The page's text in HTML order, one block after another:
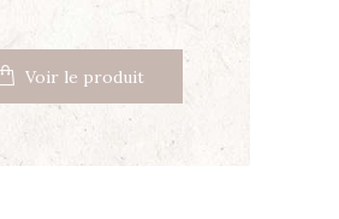
Voir le produit